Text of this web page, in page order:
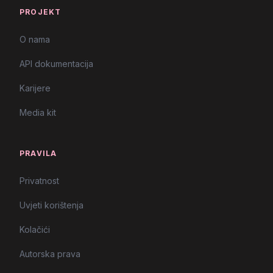
00:04:23
PROJEKT
O nama
API dokumentacija
Karijere
Media kit
PRAVILA
Privatnost
Uvjeti korištenja
Kolačići
Autorska prava